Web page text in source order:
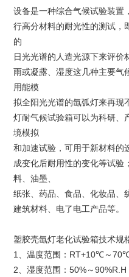
设备是一种综合气候试验装置
行高分材料的耐光性的测试，
的
日光光谱的人造光源下来评价
雨或凝露、湿度这几种主要气
用能模
拟全阳光光谱的氙弧灯来再现
灯耐气候试验箱可以为科研、
境模拟
和加速试验，可用于新材料的
成变化后耐用性的变化等试验
料、油墨、
纸张、药品、食品、化妆品、
建筑材料、电了电工产品等。
塑胶壳氙灯老化试验箱技术规
1、温度范围：RT+10℃～
2、湿度范围：50%～90%R.H